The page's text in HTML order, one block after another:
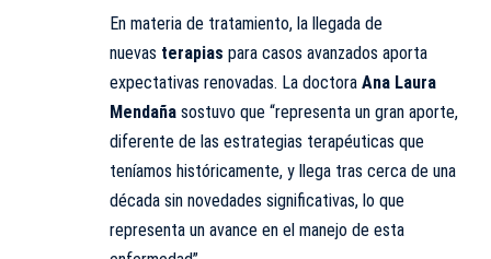
En materia de tratamiento, la llegada de
nuevas terapias para casos avanzados aporta
expectativas renovadas. La doctora Ana Laura
Mendaña sostuvo que “representa un gran aporte,
diferente de las estrategias terapéuticas que
teníamos históricamente, y llega tras cerca de una
década sin novedades significativas, lo que
representa un avance en el manejo de esta